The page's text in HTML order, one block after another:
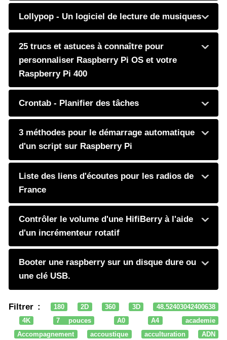
Lollypop - Un logiciel de lecture de musiques
25 trucs et astuces à connaître pour
personnaliser Raspberry Pi OS et votre
Raspberry Pi 400
Crontab - Planifier des tâches
3 méthodes pour le démarrage automatique
d'un script sur Raspberry Pi
Liste des liens d'écoutes pour les radios de
France
Contrôler le volume d'une HifiBerry à l'aide
d'un incrémenteur rotatif
Booter une raspberry sur un disque dure ou
une clé USB.
Filtrer : 180 2D 360 3D
48.52403042400638
4K
7 pouces A0 A4
academie
Accompagnement
accoustique acculturation
ADN